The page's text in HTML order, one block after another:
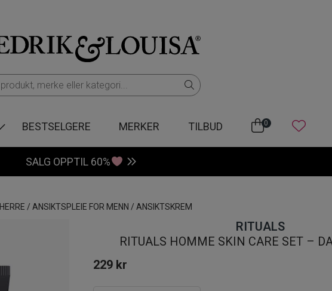
BESTSELGERE MERKER TILBUD 0
SALG OPPTIL 60%
HERRE / ANSIKTSPLEIE FOR MENN / ANSIKTSKREM
RITUALS
RITUALS HOMME SKIN CARE SET –
229 kr